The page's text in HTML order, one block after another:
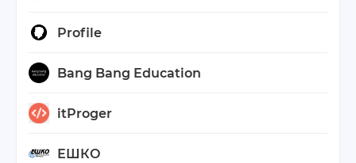
Profile
Bang Bang Education
itProger
ЕШКО